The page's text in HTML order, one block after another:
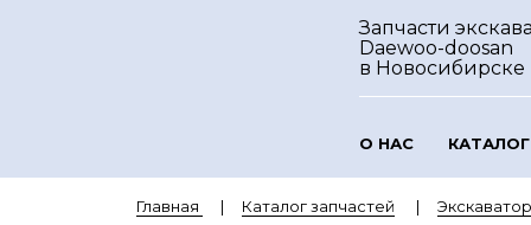
Запчасти
Daewoo-doosan
в Новосибирске
О НАС
Главная Каталог запчастей